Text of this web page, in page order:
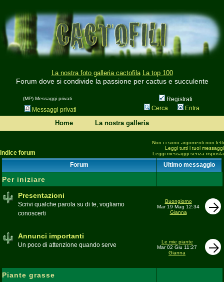
La nostra foto galleria cactofila La top 100
Forum dove si condivide la passione per cactus e succulente
(MP) Messaggi privati
Registrati
Messaggi privati
Cerca Entra
Home La nostra galleria
Indice forum
Non ci sono argomenti non letti
Leggi tutti i tuoi messaggi
Leggi messaggi senza risposta
Forum Ultimo messaggio
Per iniziare
Presentazioni
Scrivi qualche parola su di te, vogliamo
conoscerti
Buongiorno
Mar 19 Mag 12:34
Gianna
Annunci importanti
Un poco di attenzione quando serve
Le mie piante
Mar 02 Giu 11:27
Gianna
Piante grasse